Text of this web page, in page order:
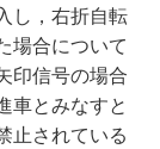
，右折自転
場合について
印信号の場合
車とみなすと
止されている